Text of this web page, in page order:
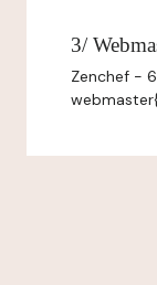
3/
Zenchef -